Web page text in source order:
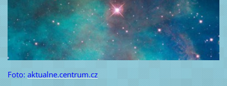
Foto: aktualne.centrum.cz